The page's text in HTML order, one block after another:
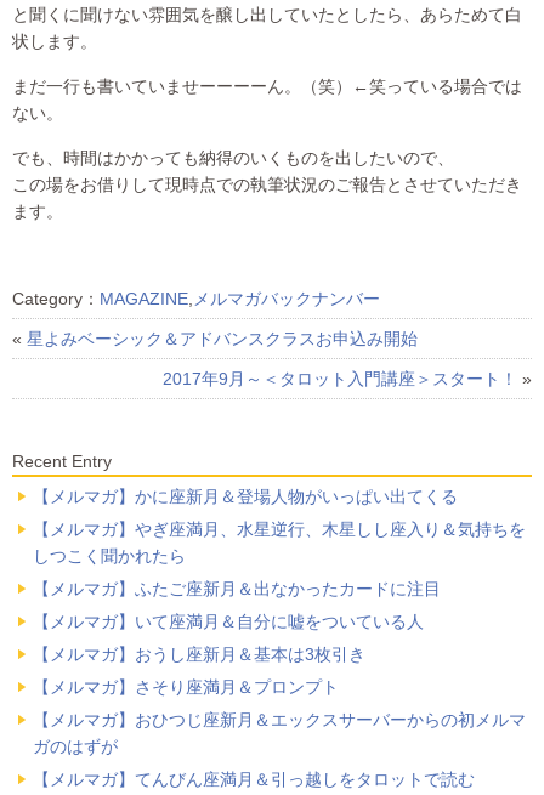
と聞くに聞けない雰囲気を醸し出していたとしたら、あらためて白
状します。
まだ一行も書いていませーーーーん。（笑）←笑っている場合では
ない。
でも、時間はかかっても納得のいくものを出したいので、
この場をお借りして現時点での執筆状況のご報告とさせていただき
ます。
Category： MAGAZINE,メルマガバックナンバー
« 星よみベーシック＆アドバンスクラスお申込み開始
2017年9月～＜タロット入門講座＞スタート！ »
Recent Entry
【メルマガ】かに座新月＆登場人物がいっぱい出てくる
【メルマガ】やぎ座満月、水星逆行、木星しし座入り＆気持ちを
しつこく聞かれたら
【メルマガ】ふたご座新月＆出なかったカードに注目
【メルマガ】いて座満月＆自分に嘘をついている人
【メルマガ】おうし座新月＆基本は3枚引き
【メルマガ】さそり座満月＆プロンプト
【メルマガ】おひつじ座新月＆エックスサーバーからの初メルマ
ガのはずが
【メルマガ】てんびん座満月＆引っ越しをタロットで読む